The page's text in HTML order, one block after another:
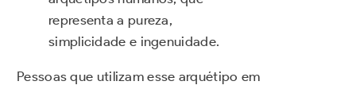
representa a pureza,
simplicidade e ingenuidade.
Pessoas que utilizam esse arquétipo em